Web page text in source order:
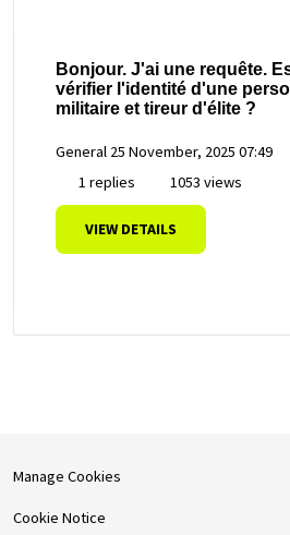
Bonjour. J'ai une requête.
vérifier l'identité d'une
militaire et tireur d'élite ?
General 25 November, 2025 07:49
1 replies
1053 views
VIEW DETAILS
Manage Cookies
Cookie Notice